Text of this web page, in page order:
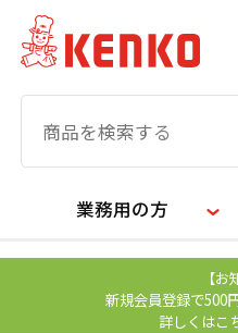
業務用の方
【お
新規会員登録で500
詳しくはこ